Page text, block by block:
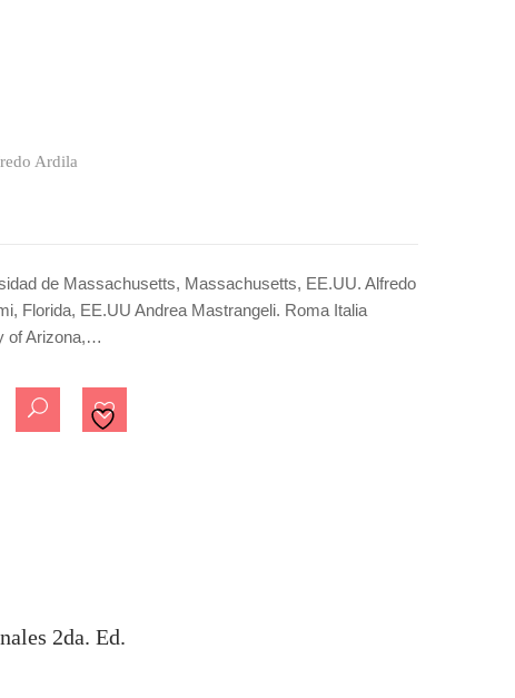
Ardila
de Massachusetts, Massachusetts, EE.UU. Alfredo
Florida, EE.UU Andrea Mastrangeli. Roma Italia
of Arizona,…
2da. Ed.